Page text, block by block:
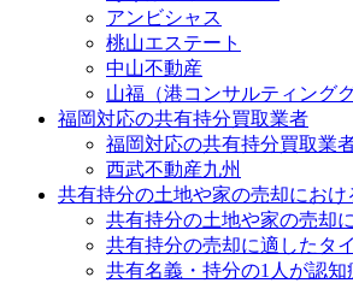
アンビシャス
桃山エステート
中山不動産
山福（港コンサルティング
福岡対応の共有持分買取業者
福岡対応の共有持分買取業
西武不動産九州
共有持分の土地や家の売却におけ
共有持分の土地や家の売却
共有持分の売却に適したタ
共有名義・持分の1人が認